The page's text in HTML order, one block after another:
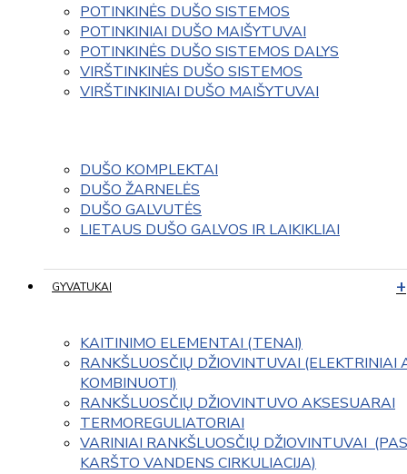
POTINKINĖS DUŠO SISTEMOS
POTINKINIAI DUŠO MAIŠYTUVAI
POTINKINĖS DUŠO SISTEMOS DALYS
VIRŠTINKINĖS DUŠO SISTEMOS
VIRŠTINKINIAI DUŠO MAIŠYTUVAI
DUŠO KOMPLEKTAI
DUŠO ŽARNELĖS
DUŠO GALVUTĖS
LIETAUS DUŠO GALVOS IR LAIKIKLIAI
GYVATUKAI
KAITINIMO ELEMENTAI (TENAI)
RANKŠLUOSČIŲ DŽIOVINTUVAI (ELEKTRINIAI
KOMBINUOTI)
RANKŠLUOSČIŲ DŽIOVINTUVO AKSESUARAI
TERMOREGULIATORIAI
VARINIAI RANKŠLUOSČIŲ DŽIOVINTUVAI
KARŠTO VANDENS CIRKULIACIJA)